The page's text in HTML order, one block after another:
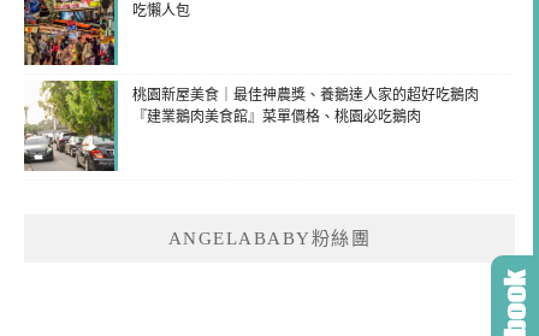
吃懶人包
桃園新屋美食｜最佳神農獎、養鵝達人家的超好吃鵝肉
『建業鵝肉美食館』菜單價格、桃園必吃鵝肉
ANGELABABY粉絲團